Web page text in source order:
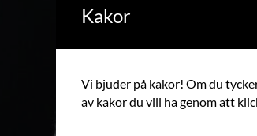
Kakor
Vi bjuder på kakor! Om du
av kakor du vill ha genom att